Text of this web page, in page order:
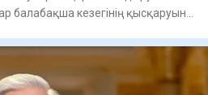
балабақша кезегінің қысқаруына